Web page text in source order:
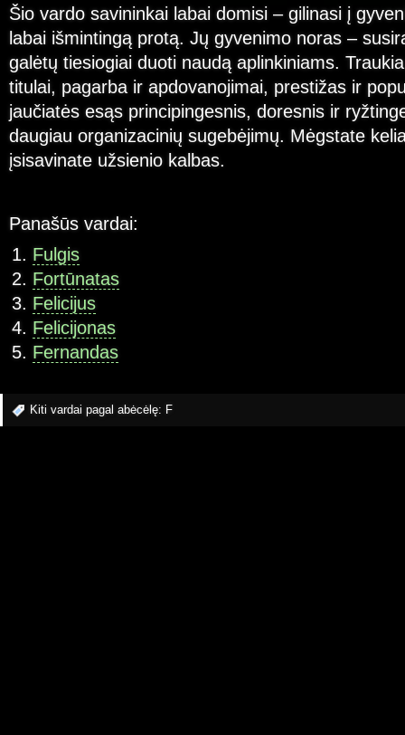
Šio vardo savininkai labai domisi – gilinasi į
labai išmintingą protą. Jų gyvenimo noras –
galėtų tiesiogiai duoti naudą aplinkiniams.
titulai, pagarba ir apdovanojimai, prestižas ir
jaučiatės esąs principingesnis, doresnis ir
daugiau organizacinių sugebėjimų. Mėgstate
įsisavinate užsienio kalbas.
Panašūs vardai:
Fulgis
Fortūnatas
Felicijus
Felicijonas
Fernandas
Kiti vardai pagal abėcėlę: F